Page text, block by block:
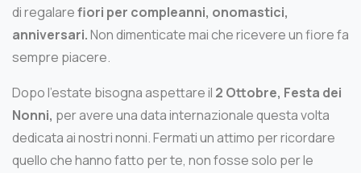
di regalarefiori per compleanni, onomastici,
anniversari.Non dimenticate mai che ricevere un fiore fa
sempre piacere.
Dopo l’estate bisogna aspettare il 2 Ottobre, Festa dei
Nonni, per avere una data internazionale questa volta
dedicata ai nostri nonni. Fermati un attimo per ricordare
quello che hanno fatto per te, non fosse solo per le